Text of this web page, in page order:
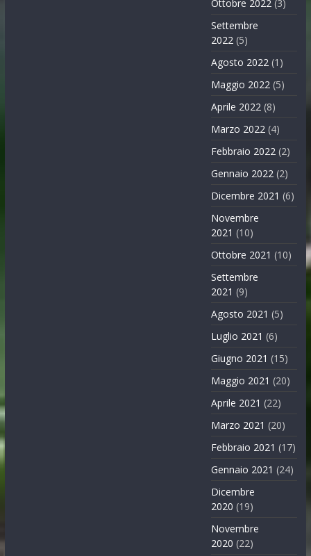
Ottobre 2022 (3)
Settembre
2022 (5)
Agosto 2022 (1)
Maggio 2022 (5)
Aprile 2022 (8)
Marzo 2022 (4)
Febbraio 2022 (2)
Gennaio 2022 (2)
Dicembre 2021 (6)
Novembre
2021 (10)
Ottobre 2021 (10)
Settembre
2021 (9)
Agosto 2021 (5)
Luglio 2021 (6)
Giugno 2021 (15)
Maggio 2021 (20)
Aprile 2021 (22)
Marzo 2021 (20)
Febbraio 2021 (17)
Gennaio 2021 (24)
Dicembre
2020 (19)
Novembre
2020 (22)